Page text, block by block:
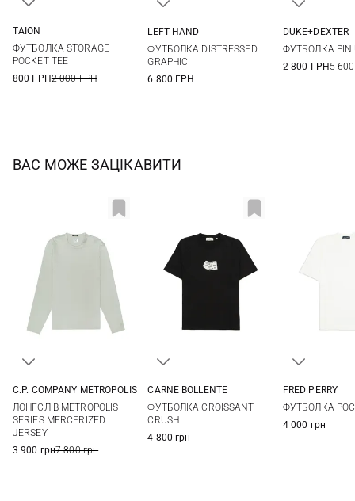
XXL
TAION
ФУТБОЛКА STORAGE
POCKET TEE
800 ГРН2 000 ГРН
LEFT HAND
ФУТБОЛКА DISTRESSED
GRAPHIC
6 800 ГРН
DUKE+DEXTER
ФУТБОЛКА PIN
2 800 ГРН5
ВАС МОЖЕ ЗАЦІКАВИТИ
C.P. COMPANY METROPOLIS
ЛОНГСЛІВ METROPOLIS
SERIES MERCERIZED
JERSEY
3 900 грн7 800 грн
CARNE BOLLENTE
ФУТБОЛКА CROISSANT
CRUSH
4 800 грн
FRED PERRY
ФУТБОЛКА
4 000 грн